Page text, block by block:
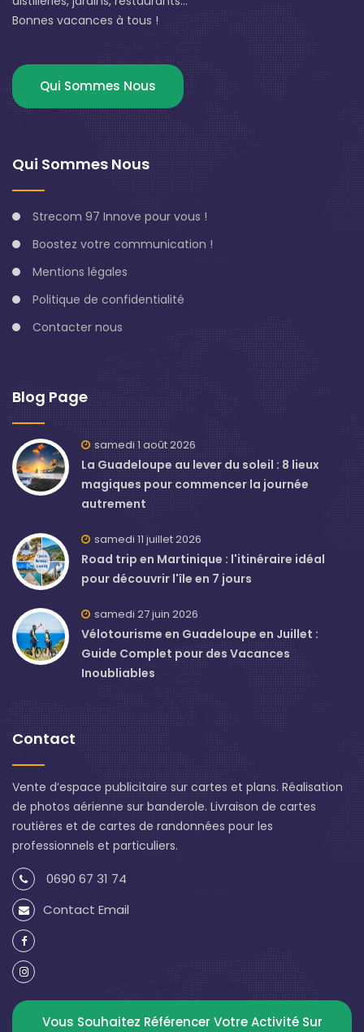
Bonnes vacances à tous !
Qui Sommes Nous
Qui Sommes Nous
Strecom 97 Innove pour vous !
Boostez votre communication !
Mentions légales
Politique de confidentialité
Contacter nous
Blog Page
samedi 1 août 2026
La Guadeloupe au lever du soleil : 8 lieux
magiques pour commencer la journée
autrement
samedi 11 juillet 2026
Road trip en Martinique : l'itinéraire idéal
pour découvrir l'île en 7 jours
samedi 27 juin 2026
Vélotourisme en Guadeloupe en Juillet :
Guide Complet pour des Vacances
Inoubliables
Contact
Vente d’espace publicitaire sur cartes et plans. Réalisation
de photos aérienne sur banderole. Livraison de cartes
routières et de cartes de randonnées pour les
professionnels et particuliers.
0690 67 31 74
Contact Email
Vous Souhaitez Référencer Votre Activité Sur